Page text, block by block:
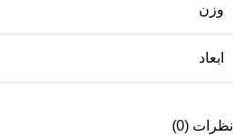
وزن
ابعاد
نظرات (0)